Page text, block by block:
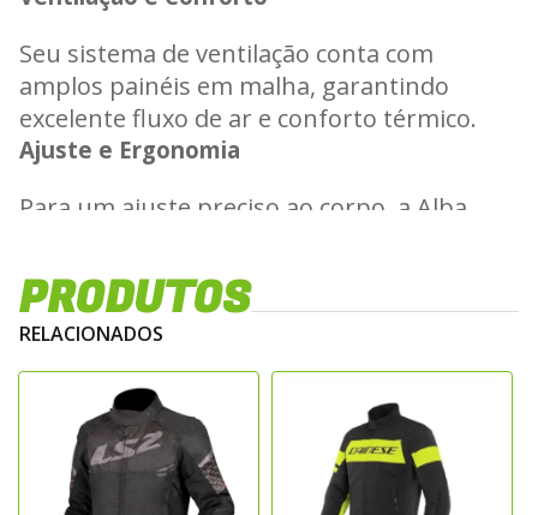
Seu sistema de ventilação conta com
amplos painéis em malha, garantindo
excelente fluxo de ar e conforto térmico.
Ajuste e Ergonomia
Para um ajuste preciso ao corpo, a Alba
antebraços, proporcionando um caimento
ideal.
Uso e Aplicação
Seja para o uso urbano diário ou para
viagens em temperaturas elevadas, a LS2
Alba é a escolha certa para quem busca
proteção sem abrir mão do conforto.
PRODUTOS
RELACIONADOS